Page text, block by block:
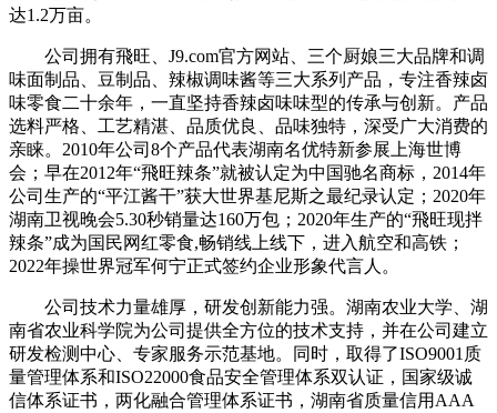
达1.2万亩。
公司拥有飛旺、J9.com官方网站、三个厨娘三大品牌和调
味面制品、豆制品、辣椒调味酱等三大系列产品，专注香辣卤
味零食二十余年，一直坚持香辣卤味味型的传承与创新。产品
选料严格、工艺精湛、品质优良、品味独特，深受广大消费的
亲睐。2010年公司8个产品代表湖南名优特新参展上海世博
会；早在2012年“飛旺辣条”就被认定为中国驰名商标，2014年
公司生产的“平江酱干”获大世界基尼斯之最纪录认定；2020年
湖南卫视晚会5.30秒销量达160万包；2020年生产的“飛旺现拌
辣条”成为国民网红零食,畅销线上线下，进入航空和高铁；
2022年操世界冠军何宁正式签约企业形象代言人。
公司技术力量雄厚，研发创新能力强。湖南农业大学、湖
南省农业科学院为公司提供全方位的技术支持，并在公司建立
研发检测中心、专家服务示范基地。同时，取得了ISO9001质
量管理体系和ISO22000食品安全管理体系双认证，国家级诚
信体系证书，两化融合管理体系证书，湖南省质量信用AAA